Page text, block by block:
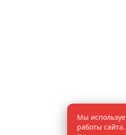
Мы
работы сайта.